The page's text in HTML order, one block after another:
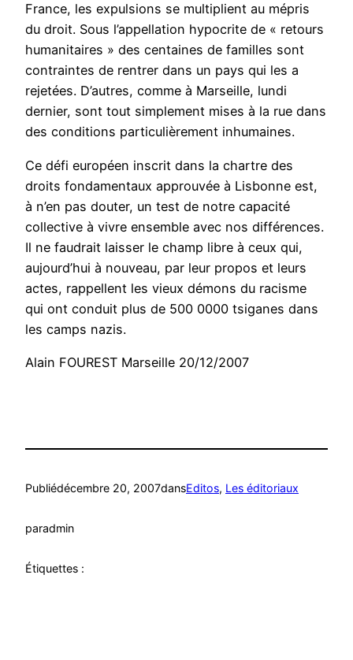
France, les expulsions se multiplient au mépris
du droit. Sous l’appellation hypocrite de « retours
humanitaires » des centaines de familles sont
contraintes de rentrer dans un pays qui les a
rejetées. D’autres, comme à Marseille, lundi
dernier, sont tout simplement mises à la rue dans
des conditions particulièrement inhumaines.
Ce défi européen inscrit dans la chartre des
droits fondamentaux approuvée à Lisbonne est,
à n’en pas douter, un test de notre capacité
collective à vivre ensemble avec nos différences.
Il ne faudrait laisser le champ libre à ceux qui,
aujourd’hui à nouveau, par leur propos et leurs
actes, rappellent les vieux démons du racisme
qui ont conduit plus de 500 0000 tsiganes dans
les camps nazis.
Alain FOUREST Marseille 20/12/2007
Publiédécembre 20, 2007dansEditos, Les éditoriaux
paradmin
Étiquettes :